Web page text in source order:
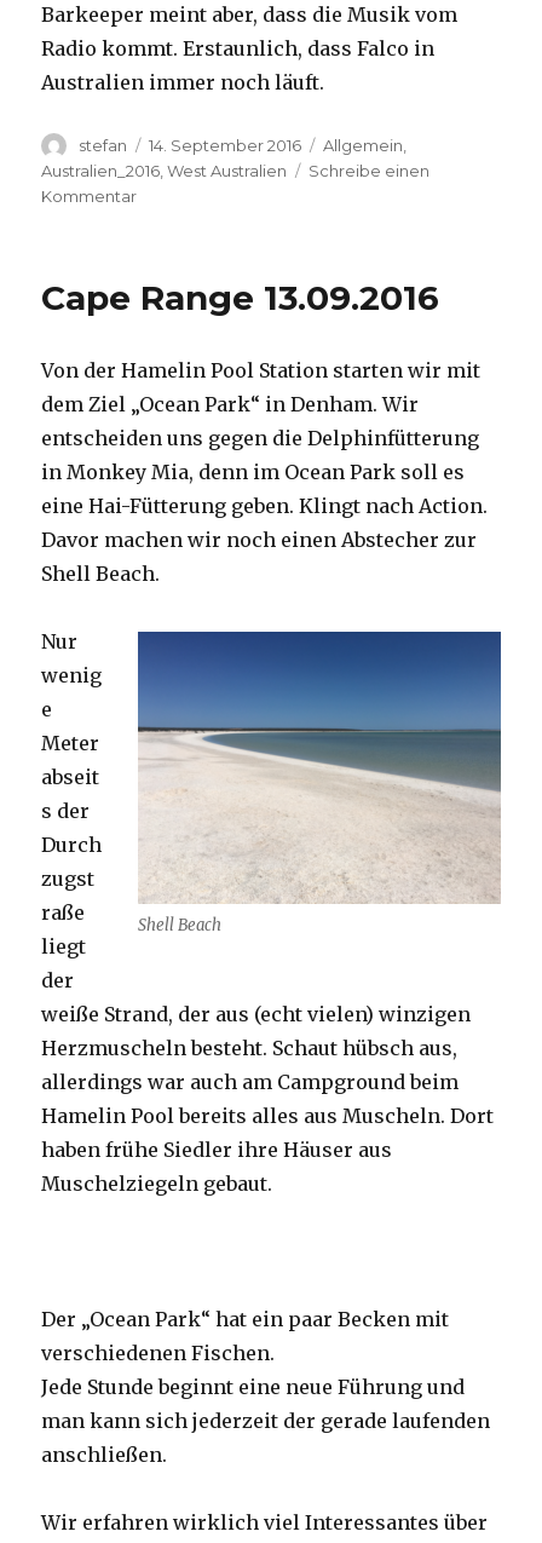
Barkeeper meint aber, dass die Musik vom
Radio kommt. Erstaunlich, dass Falco in
Australien immer noch läuft.
Autor
stefan
Veröffentlicht
am
14. September 2016 Kategorien
Allgemein
Australien_2016 ,West Australien
Schreibe einen
Kommentarzu
Cape Range 13.09.2016
Von der Hamelin Pool Station starten wir mit
dem Ziel „Ocean Park“ in Denham. Wir
entscheiden uns gegen die Delphinfütterung
in Monkey Mia, denn im Ocean Park soll es
eine Hai-Fütterung geben. Klingt nach Action.
Davor machen wir noch einen Abstecher zur
Shell Beach.
Shell Beach
Nur
wenig
e
Meter
abseit
s der
Durch
zugst
raße
liegt
der
weiße Strand, der aus (echt vielen) winzigen
Herzmuscheln besteht. Schaut hübsch aus,
allerdings war auch am Campground beim
Hamelin Pool bereits alles aus Muscheln. Dort
haben frühe Siedler ihre Häuser aus
Muschelziegeln gebaut.
Der „Ocean Park“ hat ein paar Becken mit
verschiedenen Fischen.
Jede Stunde beginnt eine neue Führung und
man kann sich jederzeit der gerade laufenden
anschließen.
Wir erfahren wirklich viel Interessantes über